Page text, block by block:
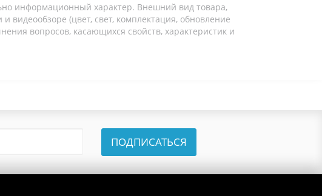
информационный характер. Внешний вид товара,
видеообзоре (цвет, свет, комплектация, обновление
вопросов, касающихся свойств, характеристик и
ПОДПИСАТЬСЯ